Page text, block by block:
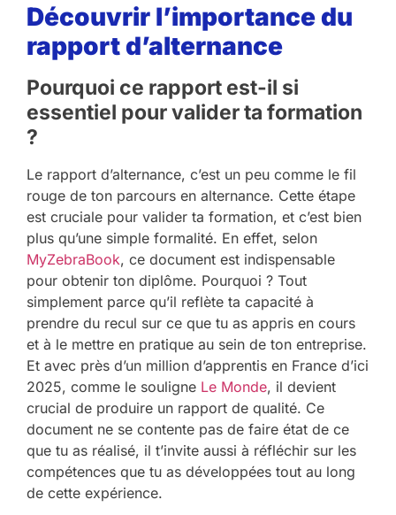
Découvrir l’importance du
rapport d’alternance
Pourquoi ce rapport est-il si
essentiel pour valider ta formation
?
Le rapport d’alternance, c’est un peu comme le fil
rouge de ton parcours en alternance. Cette étape
est cruciale pour valider ta formation, et c’est bien
plus qu’une simple formalité. En effet, selon
MyZebraBook, ce document est indispensable
pour obtenir ton diplôme. Pourquoi ? Tout
simplement parce qu’il reflète ta capacité à
prendre du recul sur ce que tu as appris en cours
et à le mettre en pratique au sein de ton entreprise.
Et avec près d’un million d’apprentis en France d’ici
2025, comme le souligne Le Monde, il devient
crucial de produire un rapport de qualité. Ce
document ne se contente pas de faire état de ce
que tu as réalisé, il t’invite aussi à réfléchir sur les
compétences que tu as développées tout au long
de cette expérience.